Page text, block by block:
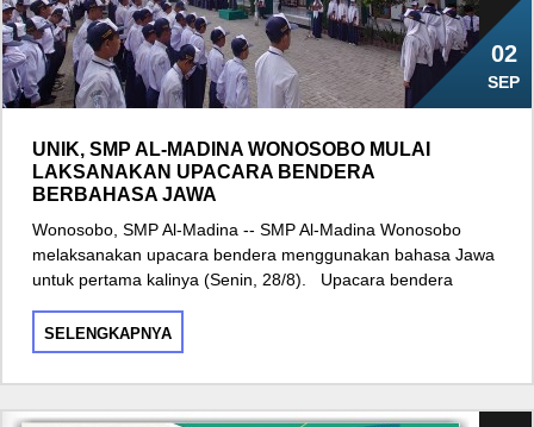
02
SEP
UNIK, SMP AL-MADINA WONOSOBO MULAI
LAKSANAKAN UPACARA BENDERA
BERBAHASA JAWA
Wonosobo, SMP Al-Madina -- SMP Al-Madina Wonosobo
melaksanakan upacara bendera menggunakan bahasa Jawa
untuk pertama kalinya (Senin, 28/8). Upacara bendera
SELENGKAPNYA